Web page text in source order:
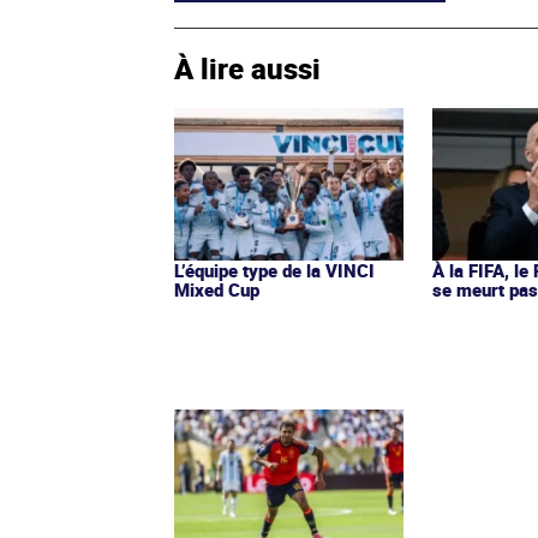
À lire aussi
L’équipe type de la VINCI
Mixed Cup
À la FIFA, le
se meurt pas